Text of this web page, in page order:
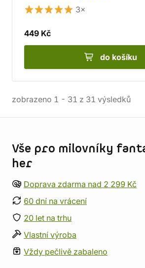
3×
449 Kč
do košíku
zobrazeno 1 - 31 z 31 výsledků
Vše pro milovníky
her
Doprava zdarma nad 2 299 Kč
60 dní na vrácení
20 let na trhu
Vlastní výroba
Vždy pečlivě zabaleno